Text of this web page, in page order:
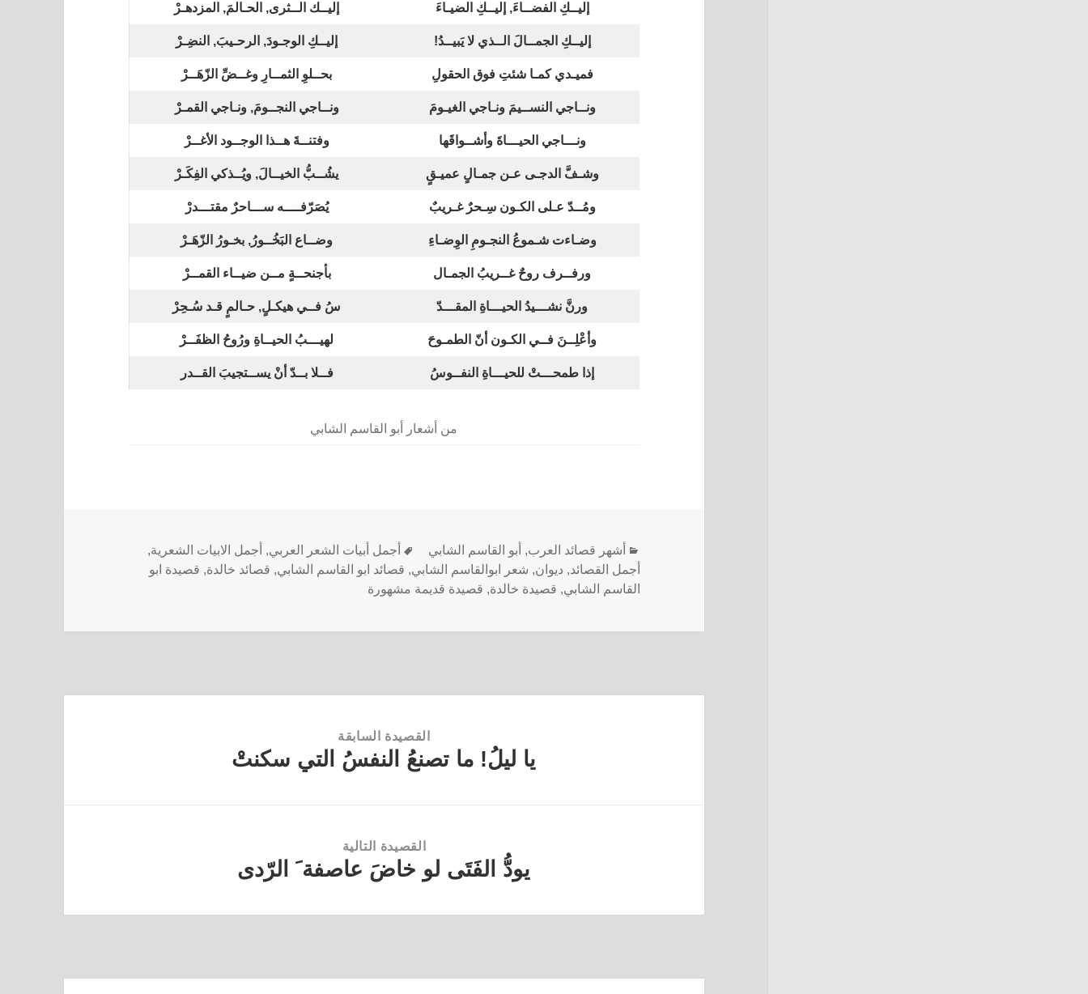
إليــكِ الفضــاءَ, إليــكِ الضيـاءَ إليــك الــثرى, الحـالمَ, المزدهـرْ
إليــكِ الجمــالَ الــذي لا يَبيــدُ! إليــكِ الوجـودَ, الرحـيبَ, النضِـرْ
فميـدي كمـا شئتِ فوق الحقولِ بحــلوِ الثمــارِ وغــضِّ الزّهَــرْ
ونــاجي النســيمَ ونـاجي الغيـومَ ونــاجي النجــومَ, ونـاجي القمـرْ
ونـــاجي الحيـــاةَ وأشــواقَها وفتنــةَ هــذا الوجــود الأغــرْ
وشـفَّ الدجـى عـن جمـالٍ عميـقٍ يشُــبُّ الخيــالَ, ويُــذكي الفِكَـرْ
ومُــدّ عـلى الكـون سِـحرٌ غـريبٌ يُصَرّفــــه ســـاحرٌ مقتـــدرْ
وضـاءت شـموعُ النجـومِ الوِضـاءِ وضــاع البَخُــورُ, بخـورُ الزّهَـرْ
ورفــرف روحٌ غــريبُ الجمـال بأجنحــةٍ مــن ضيــاء القمــرْ
ورنَّ نشـــيدُ الحيـــاةِ المقـــدّ سُ فــي هيكـلٍ, حـالمٍ قـد سُـحِرْ
وأعْلِــنَ فــي الكـون أنّ الطمـوحَ لهيـــبُ الحيــاةِ ورُوحُ الظفَــرْ
إذا طمحـــتْ للحيـــاةِ النفــوسُ فــلا بــدّ أنْ يســتجيبَ القــدر
من أشعار أبو القاسم الشابي
أشهر قصائد العرب, أبو القاسم الشابي أجمل أبيات الشعر العربي, أجمل الابيات الشعرية,
أجمل القصائد, ديوان, شعر ابوالقاسم الشابي, قصائد ابو القاسم الشابي, قصائد خالدة, قصيدة ابو
القاسم الشابي, قصيدة خالدة, قصيدة قديمة مشهورة
القصيدة السابقة
يا ليلُ! ما تصنعُ النفسُ التي سكنتْ
القصيدة التالية
يودُّ الفَتَى لو خاضَ عاصفة َ الرّدى